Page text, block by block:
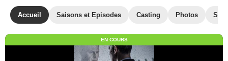
Accueil Saisons et Episodes Casting Photos
EN COURS